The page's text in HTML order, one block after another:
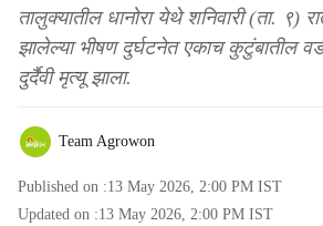
तालुक्यातील धानोरा येथे शनिवारी (ता. ९)
झालेल्या भीषण दुर्घटनेत एकाच कुटुंबातील
दुर्दैवी मृत्यू झाला.
Team Agrowon
Published on :13 May 2026, 2:00 PM IST
Updated on :13 May 2026, 2:00 PM IST